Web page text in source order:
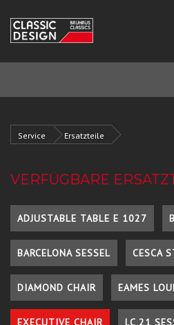
Service Ersatzteile
VERFÜGBARE
ADJUSTABLE TABLE E 1027
BARCELONA SESSEL CESCA
DIAMOND CHAIR EAMES
EXECUTIVE CHAIR LC 21